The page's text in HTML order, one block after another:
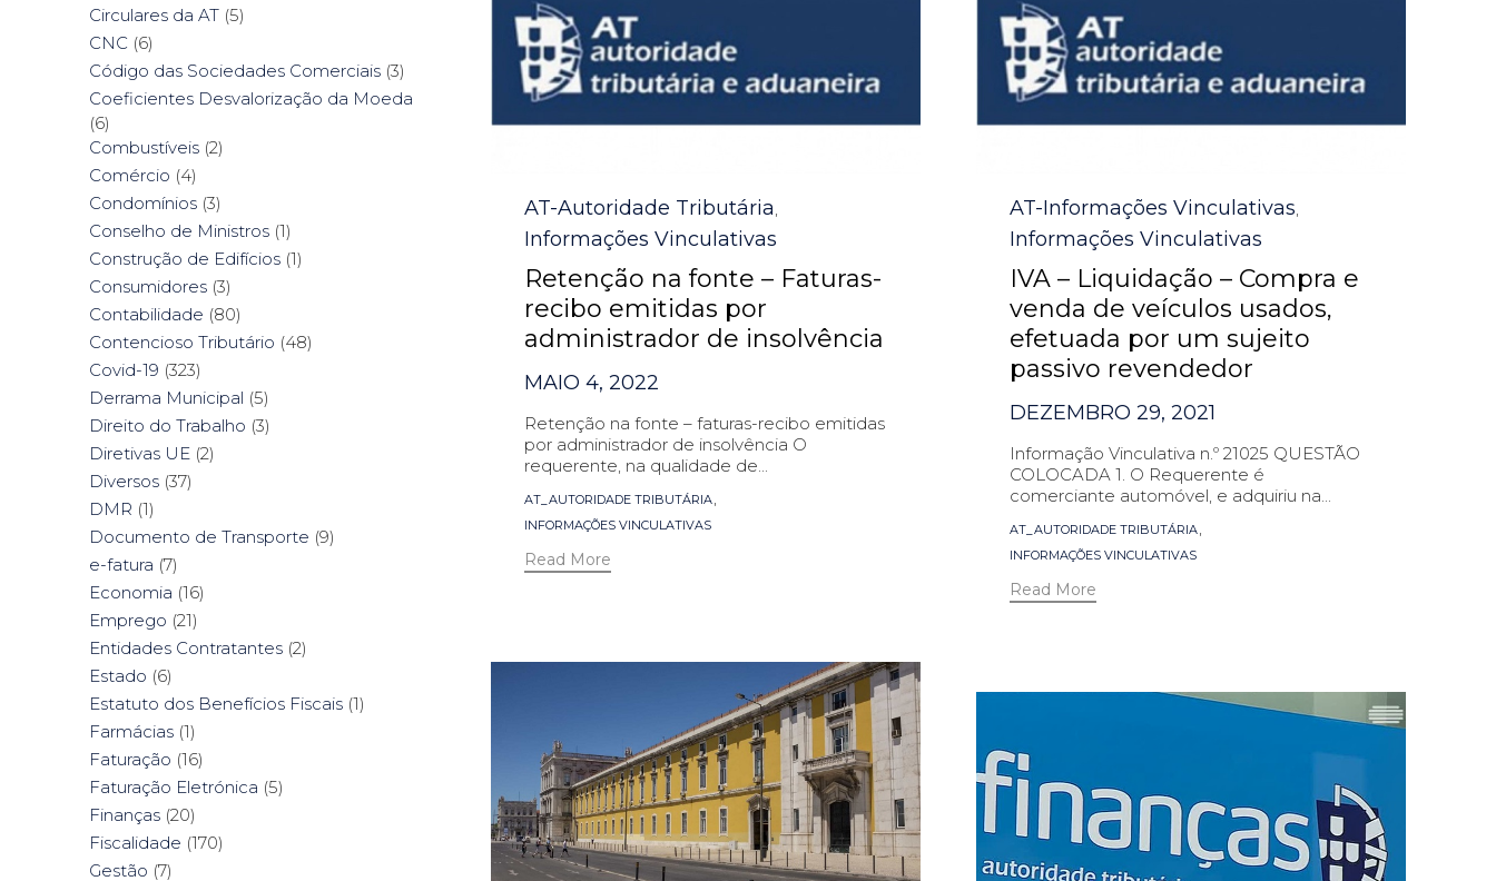
Category
AT-Autoridade Tributária
Informações Vinculativas
Retenção na fonte – Faturas-
recibo emitidas por
administrador de insolvência
MAIO 4, 2022
Retenção na fonte – faturas-recibo emitidas
por administrador de insolvência O
requerente, na qualidade de...
Tags
AT_AUTORIDADE TRIBUTÁRIA,
INFORMAÇÕES VINCULATIVAS
Read More
Category
AT-Informações Vinculativas
Informações Vinculativas
IVA – Liquidação – Compra e
venda de veículos usados,
efetuada por um sujeito
passivo revendedor
DEZEMBRO 29, 2021
Informação Vinculativa n.º 21025 QUESTÃO
COLOCADA 1. O Requerente é
comerciante automóvel, e adquiriu na...
Tags
AT_AUTORIDADE TRIBUTÁRIA,
INFORMAÇÕES VINCULATIVAS
Read More
Circulares da AT (5)
CNC (6)
Código das Sociedades Comerciais (3)
Coeficientes Desvalorização da Moeda
(6)
Combustíveis (2)
Comércio (4)
Condomínios (3)
Conselho de Ministros (1)
Construção de Edifícios (1)
Consumidores (3)
Contabilidade (80)
Contencioso Tributário (48)
Covid-19 (323)
Derrama Municipal (5)
Direito do Trabalho (3)
Diretivas UE (2)
Diversos (37)
DMR (1)
Documento de Transporte (9)
e-fatura (7)
Economia (16)
Emprego (21)
Entidades Contratantes (2)
Estado (6)
Estatuto dos Benefícios Fiscais (1)
Farmácias (1)
Faturação (16)
Faturação Eletrónica (5)
Finanças (20)
Fiscalidade (170)
Gestão (7)